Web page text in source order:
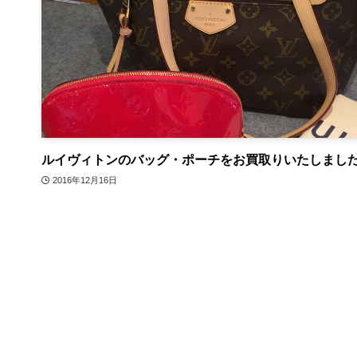
ルイヴィトンのバッグ・ポーチをお買取りいたしまし
2016年12月16日